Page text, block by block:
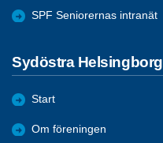
SPF Seniorernas intranät
Sydöstra Helsingborg
Start
Om föreningen